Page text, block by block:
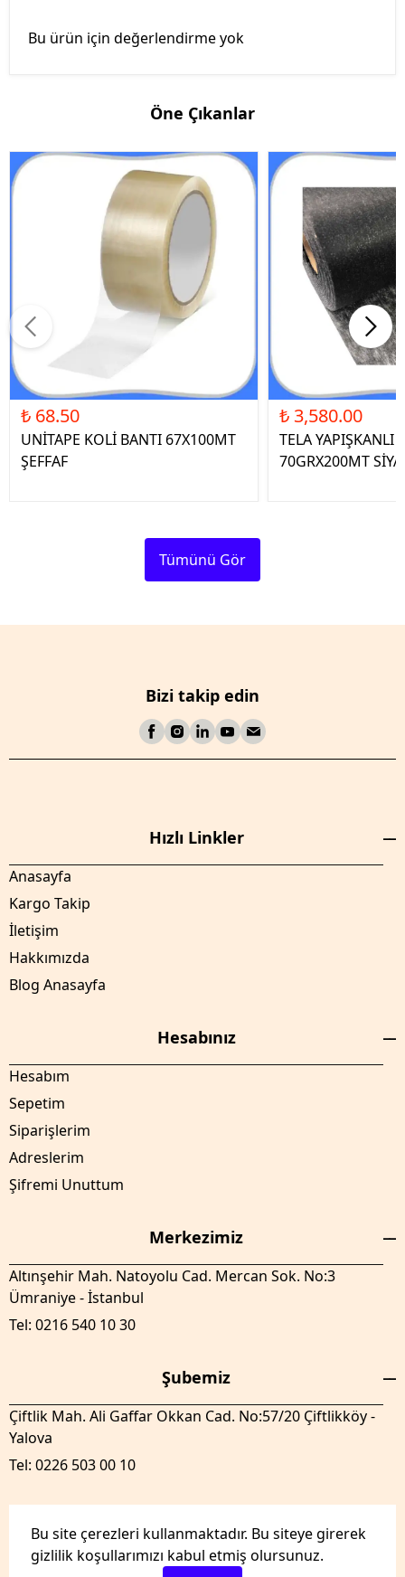
Bu site çerezleri kullanmaktadır. Bu siteye girerek
gizlilik koşullarımızı kabul etmiş olursunuz.
Bu ürün için değerlendirme yok
Öne Çıkanlar
₺ 68.50
UNİTAPE KOLİ BANTI 67X100MT
ŞEFFAF
₺ 3,580.00
TELA YAPIŞKANLI
70GRX200MT
Tümünü Gör
Bizi takip edin
Hızlı Linkler
Anasayfa
Kargo Takip
İletişim
Hakkımızda
Blog Anasayfa
Hesabınız
Hesabım
Sepetim
Siparişlerim
Adreslerim
Şifremi Unuttum
Merkezimiz
Altınşehir Mah. Natoyolu Cad. Mercan Sok. No:3
Ümraniye - İstanbul
Tel: 0216 540 10 30
Şubemiz
Çiftlik Mah. Ali Gaffar Okkan Cad. No:57/20 Çiftlikköy -
Yalova
Tel: 0226 503 00 10